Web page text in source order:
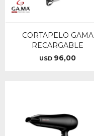
CORTAPELO GAMA
RECARGABLE
USD 96,00